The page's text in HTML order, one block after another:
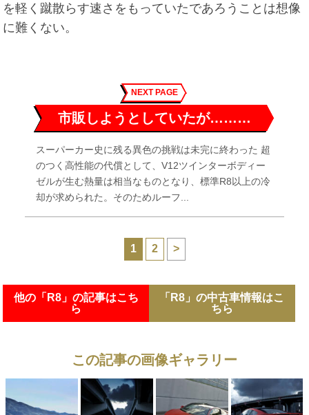
を軽く蹴散らす速さをもっていたであろうことは想像
に難くない。
NEXT PAGE
市販しようとしていたが………
スーパーカー史に残る異色の挑戦は未完に終わった 超
のつく高性能の代償として、V12ツインターボディー
ゼルが生む熱量は相当なものとなり、標準R8以上の冷
却が求められた。そのためルーフ...
1 2 >
他の「R8」の記事はこち
ら
「R8」の中古車情報はこ
ちら
この記事の画像ギャラリー